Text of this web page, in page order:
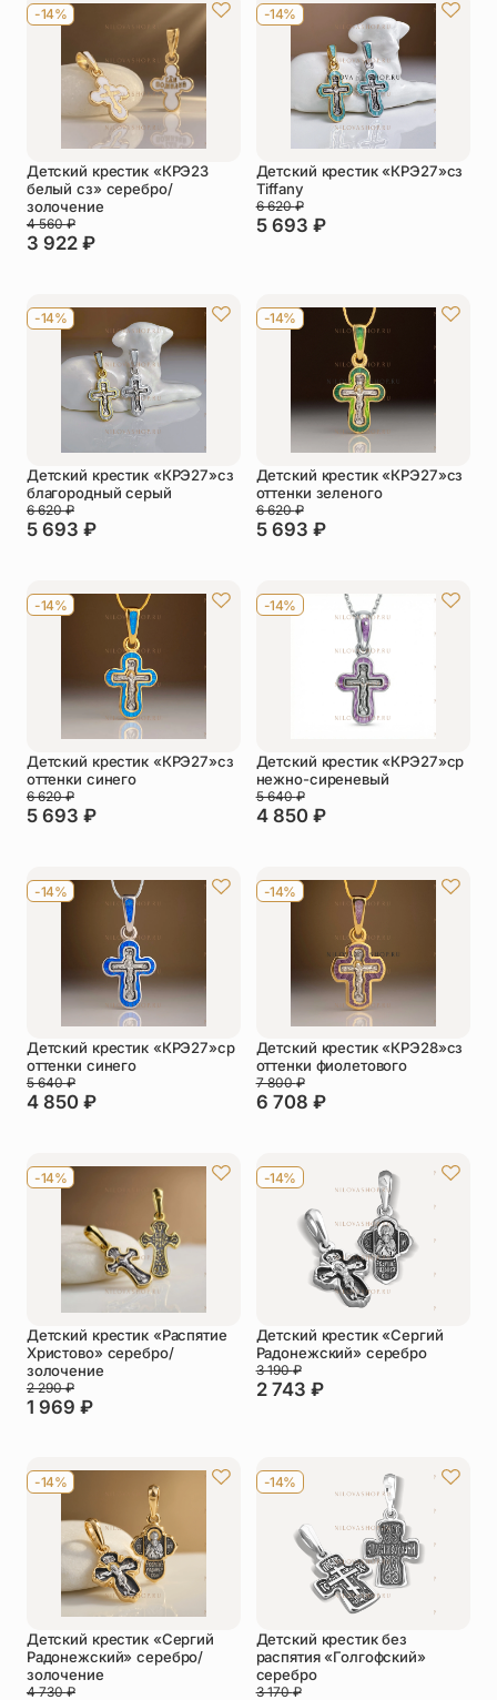
-14%
Детский крестик «КРЭ23
белый сз» серебро/
золочение
3 922 ₽
4 560₽
-14%
Детский крестик «КРЭ27»сз
Tiffany
5 693 ₽
6 620₽
-14%
Детский крестик «КРЭ27»сз
благородный серый
5 693 ₽
6 620₽
-14%
Детский крестик «КРЭ27»сз
оттенки зеленого
5 693 ₽
6 620₽
-14%
Детский крестик «КРЭ27»сз
оттенки синего
5 693 ₽
6 620₽
-14%
Детский крестик «КРЭ27»ср
нежно-сиреневый
4 850 ₽
5 640₽
-14%
Детский крестик «КРЭ27»ср
оттенки синего
4 850 ₽
5 640₽
-14%
Детский крестик «КРЭ28»сз
оттенки фиолетового
6 708 ₽
7 800₽
-14%
Детский крестик «Распятие
Христово» серебро/
золочение
1 969 ₽
2 290₽
-14%
Детский крестик «Сергий
Радонежский» серебро
2 743 ₽
3 190₽
-14%
Детский крестик «Сергий
Радонежский» серебро/
золочение
4 730₽
-14%
Детский крестик без
распятия «Голгофский»
серебро
3 170₽